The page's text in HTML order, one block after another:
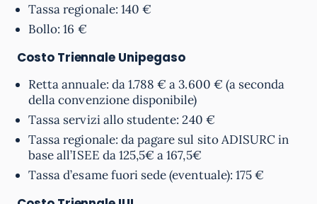
Tassa regionale: 140 €
Bollo: 16 €
Costo Triennale Unipegaso
Retta annuale: da 1.788 € a 3.600 € (a seconda
della convenzione disponibile)
Tassa servizi allo studente: 240 €
Tassa regionale: da pagare sul sito ADISURC in
base all’ISEE da 125,5€ a 167,5€
Tassa d’esame fuori sede (eventuale): 175 €